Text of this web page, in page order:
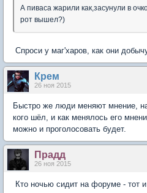
А пиваса жарили как,засунули в
рот вышел?)
Спроси у маг'харов, как они
Крем
26 ноя 2015
Быстро же люди меняют мнение,
кого шёл, и как менялось его
можно и проголосовать будет.
Прадд
26 ноя 2015
Кто ночью сидит на форуме - тот